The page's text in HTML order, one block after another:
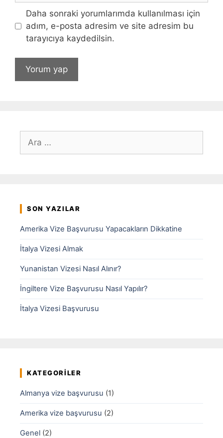
Daha sonraki yorumlarımda kullanılması için
adım, e-posta adresim ve site adresim bu
tarayıcıya kaydedilsin.
ara
SON YAZILAR
Amerika Vize Başvurusu Yapacakların Dikkatine
İtalya Vizesi Almak
Yunanistan Vizesi Nasıl Alınır?
İngiltere Vize Başvurusu Nasıl Yapılır?
İtalya Vizesi Başvurusu
KATEGORILER
Almanya vize başvurusu (1)
Amerika vize başvurusu (2)
Genel (2)